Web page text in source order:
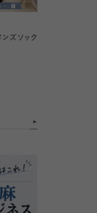
ンズソック